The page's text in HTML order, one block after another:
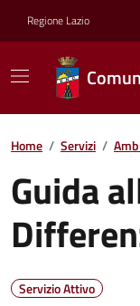
Regione Lazio
Home / Servizi /
Guida
Servizio Attivo